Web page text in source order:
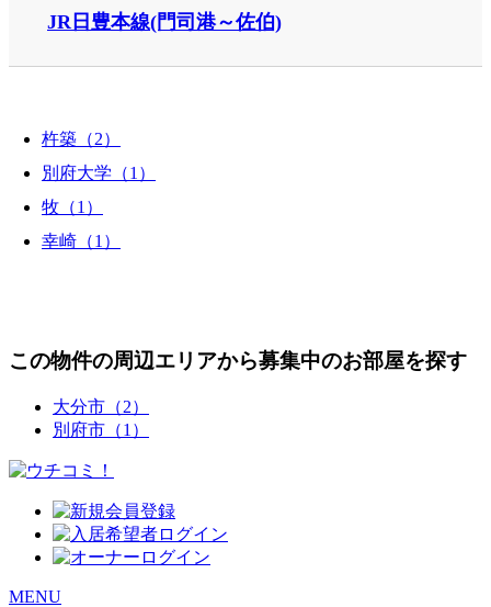
JR日豊本線(門司港～佐伯)
杵築（2）
別府大学（1）
牧（1）
幸崎（1）
この物件の周辺エリアから募集中のお部屋を探す
大分市（2）
別府市（1）
MENU